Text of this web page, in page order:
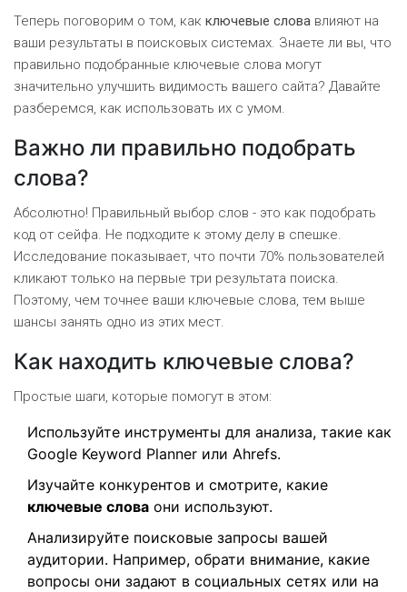
Теперь поговорим о том, как ключевые слова влияют на
ваши результаты в поисковых системах. Знаете ли вы, что
правильно подобранные ключевые слова могут
значительно улучшить видимость вашего сайта? Давайте
разберемся, как использовать их с умом.
Важно ли правильно подобрать
слова?
Абсолютно! Правильный выбор слов - это как подобрать
код от сейфа. Не подходите к этому делу в спешке.
Исследование показывает, что почти 70% пользователей
кликают только на первые три результата поиска.
Поэтому, чем точнее ваши ключевые слова, тем выше
шансы занять одно из этих мест.
Как находить ключевые слова?
Простые шаги, которые помогут в этом:
Используйте инструменты для анализа, такие как
Google Keyword Planner или Ahrefs.
Изучайте конкурентов и смотрите, какие
ключевые слова они используют.
Анализируйте поисковые запросы вашей
аудитории. Например, обрати внимание, какие
вопросы они задают в социальных сетях или на